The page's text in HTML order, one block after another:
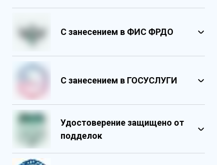
С занесением в ФИС ФРДО
С занесением в ГОСУСЛУГИ
Удостоверение защищено от
подделок